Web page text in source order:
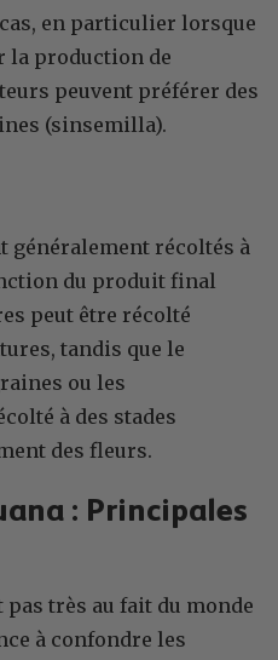
en particulier lorsque
la production de
peuvent préférer des
(sinsemilla).
généralement récoltés à
du produit final
peut être récolté
tandis que le
ou les
à des stades
des fleurs.
: Principales
très au fait du monde
à confondre les